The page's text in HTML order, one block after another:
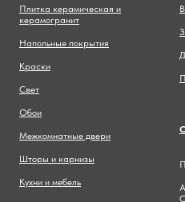
Плитка керамическая и
керамогранит
Напольные покрытия
Краски
Свет
Обои
Межкомнатные двери
Шторы и карнизы
Кухни и мебель